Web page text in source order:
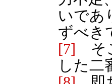
いであ
ずべき
[7] そ
した二